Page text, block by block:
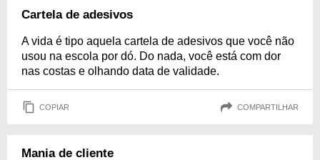
Cartela de adesivos
A vida é tipo aquela cartela de adesivos que você não
usou na escola por dó. Do nada, você está com dor
nas costas e olhando data de validade.
COPIAR COMPARTILHAR
Mania de cliente